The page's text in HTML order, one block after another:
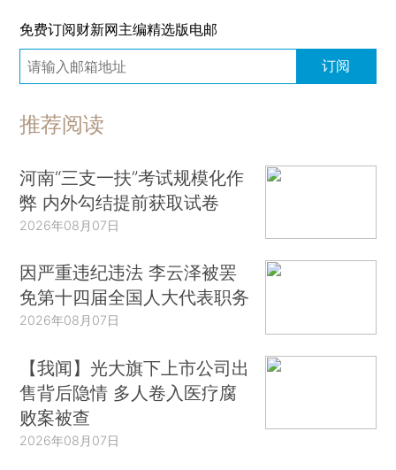
免费订阅财新网主编精选版电邮
订阅
推荐阅读
河南“三支一扶”考试规模化作
弊 内外勾结提前获取试卷
2026年08月07日
因严重违纪违法 李云泽被罢
免第十四届全国人大代表职务
2026年08月07日
【我闻】光大旗下上市公司出
售背后隐情 多人卷入医疗腐
败案被查
2026年08月07日